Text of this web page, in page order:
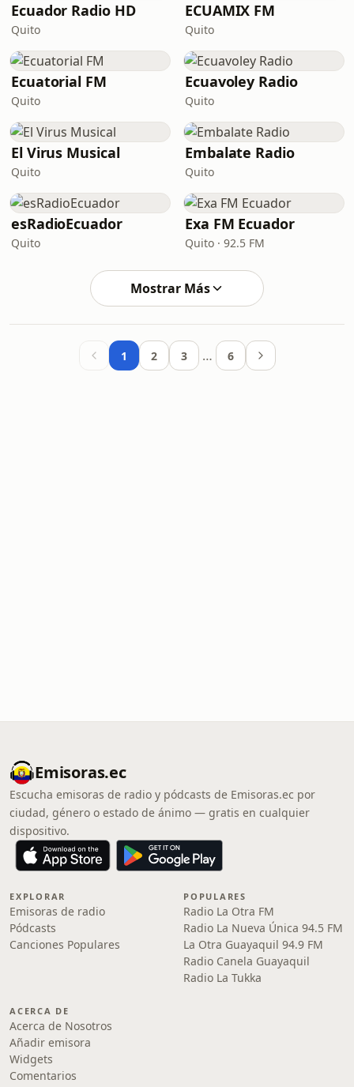
Ecuador Radio HD
Quito
ECUAMIX FM
Quito
Ecuatorial FM
Quito
Ecuavoley Radio
Quito
El Virus Musical
Quito
Embalate Radio
Quito
esRadioEcuador
Quito
Exa FM Ecuador
Quito · 92.5 FM
Mostrar Más
1 2 3 … 6
Emisoras.ec
Escucha emisoras de radio y pódcasts de Emisoras.ec por
ciudad, género o estado de ánimo — gratis en cualquier
dispositivo.
EXPLORAR
Emisoras de radio
Pódcasts
Canciones Populares
POPULARES
Radio La Otra FM
Radio La Nueva Única 94.5 FM
La Otra Guayaquil 94.9 FM
Radio Canela Guayaquil
Radio La Tukka
ACERCA DE
Acerca de Nosotros
Añadir emisora
Widgets
Comentarios